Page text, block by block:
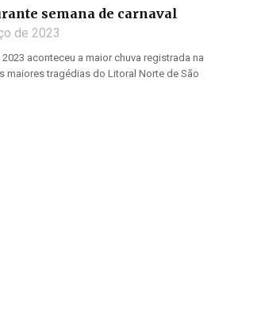
semana de carnaval
de 2023
aconteceu a maior chuva registrada na
maiores tragédias do Litoral Norte de São